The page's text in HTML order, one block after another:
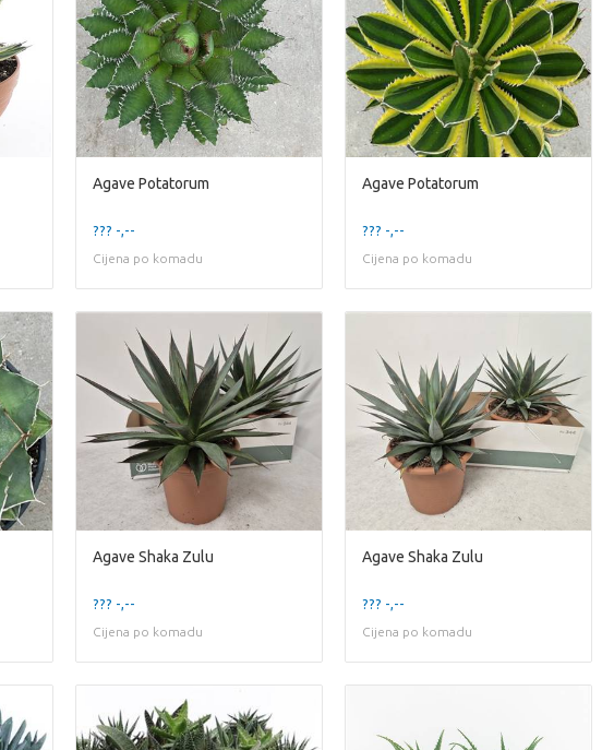
Agave Potatorum
??? -,--
Cijena po komadu
Agave Potatorum
??? -,--
Cijena po komadu
Agave Shaka Zulu
??? -,--
Cijena po komadu
Agave Shaka Zulu
??? -,--
Cijena po komadu